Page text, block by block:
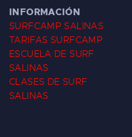
INFORMACIÓN
SURFCAMP SALINAS
TARIFAS SURFCAMP
ESCUELA DE SURF
SALINAS
CLASES DE SURF
SALINAS